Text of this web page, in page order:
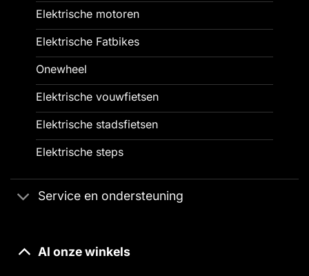
Elektrische motoren
Elektrische Fatbikes
Onewheel
Elektrische vouwfietsen
Elektrische stadsfietsen
Elektrische steps
Service en ondersteuning
Al onze winkels